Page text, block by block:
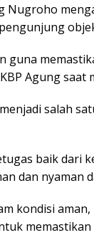
Nugroho
guna
Agung
salah
baik dari
dan nyaman
kondisi